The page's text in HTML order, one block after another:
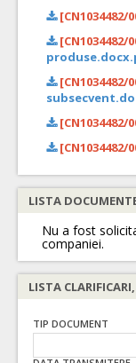
[CN1034482/
[CN1034482/
[CN1034482/
[CN1034482/
[CN1034482/
Nu a fost
companiei.
LISTA
TIP DOCUMENT